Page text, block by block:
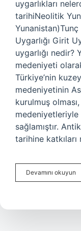
uygarlıkları
tarihiNeolitik
Yunanistan)Tunç
Uygarlığı Girit
uygarlığı nedir?
medeniyeti
Türkiye’nin
medeniyetinin
kurulmuş
sağlamıştır.
tarihine
Devamını okuyun